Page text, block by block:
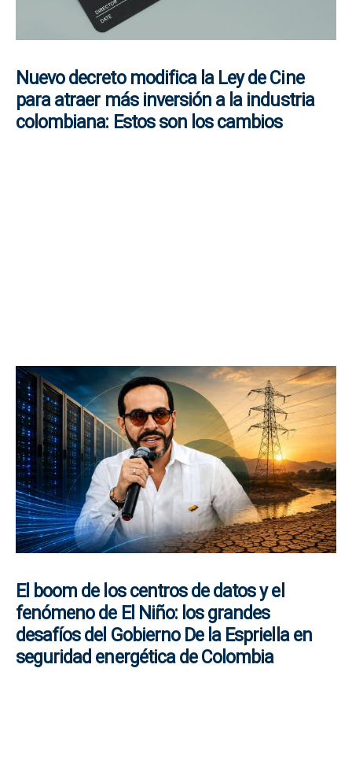
Nuevo decreto modifica la Ley de Cine
para atraer más inversión a la industria
colombiana: Estos son los cambios
El boom de los centros de datos y el
fenómeno de El Niño: los grandes
desafíos del Gobierno De la Espriella en
seguridad energética de Colombia